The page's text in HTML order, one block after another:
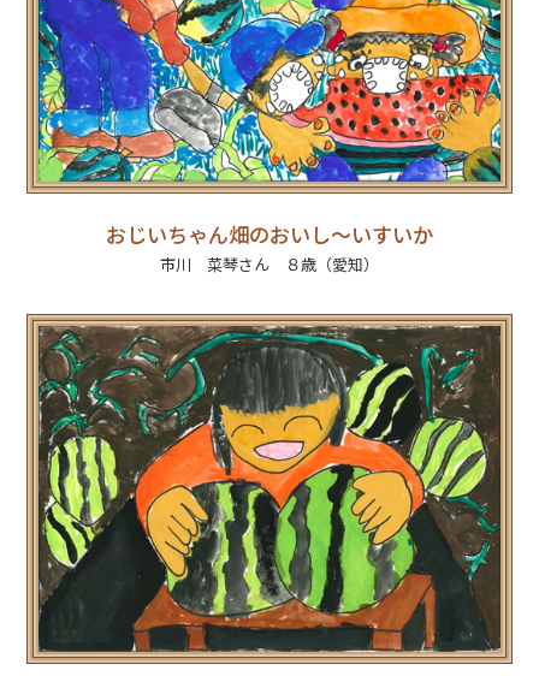
おじいちゃん畑のおいし～いすいか
市川 菜琴さん ８歳（愛知）